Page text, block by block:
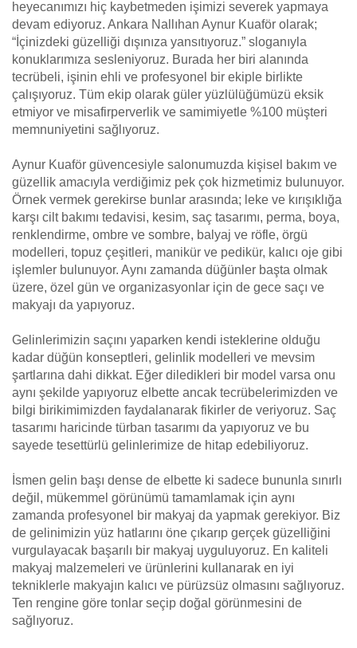
heyecanımızı hiç kaybetmeden işimizi severek yapmaya
devam ediyoruz. Ankara Nallıhan Aynur Kuaför olarak;
“İçinizdeki güzelliği dışınıza yansıtıyoruz.” sloganıyla
konuklarımıza sesleniyoruz. Burada her biri alanında
tecrübeli, işinin ehli ve profesyonel bir ekiple birlikte
çalışıyoruz. Tüm ekip olarak güler yüzlülüğümüzü eksik
etmiyor ve misafirperverlik ve samimiyetle %100 müşteri
memnuniyetini sağlıyoruz.
Aynur Kuaför güvencesiyle salonumuzda kişisel bakım ve
güzellik amacıyla verdiğimiz pek çok hizmetimiz bulunuyor.
Örnek vermek gerekirse bunlar arasında; leke ve kırışıklığa
karşı cilt bakımı tedavisi, kesim, saç tasarımı, perma, boya,
renklendirme, ombre ve sombre, balyaj ve röfle, örgü
modelleri, topuz çeşitleri, manikür ve pedikür, kalıcı oje gibi
işlemler bulunuyor. Aynı zamanda düğünler başta olmak
üzere, özel gün ve organizasyonlar için de gece saçı ve
makyajı da yapıyoruz.
Gelinlerimizin saçını yaparken kendi isteklerine olduğu
kadar düğün konseptleri, gelinlik modelleri ve mevsim
şartlarına dahi dikkat. Eğer diledikleri bir model varsa onu
aynı şekilde yapıyoruz elbette ancak tecrübelerimizden ve
bilgi birikimimizden faydalanarak fikirler de veriyoruz. Saç
tasarımı haricinde türban tasarımı da yapıyoruz ve bu
sayede tesettürlü gelinlerimize de hitap edebiliyoruz.
İsmen gelin başı dense de elbette ki sadece bununla sınırlı
değil, mükemmel görünümü tamamlamak için aynı
zamanda profesyonel bir makyaj da yapmak gerekiyor. Biz
de gelinimizin yüz hatlarını öne çıkarıp gerçek güzelliğini
vurgulayacak başarılı bir makyaj uyguluyoruz. En kaliteli
makyaj malzemeleri ve ürünlerini kullanarak en iyi
tekniklerle makyajın kalıcı ve pürüzsüz olmasını sağlıyoruz.
Ten rengine göre tonlar seçip doğal görünmesini de
sağlıyoruz.